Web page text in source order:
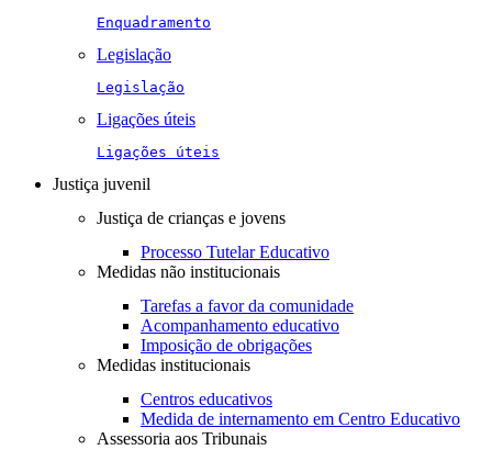
Enquadramento
Legislação
Legislação
Ligações úteis
Ligações úteis
Justiça juvenil
Justiça de crianças e jovens
Processo Tutelar Educativo
Medidas não institucionais
Tarefas a favor da comunidade
Acompanhamento educativo
Imposição de obrigações
Medidas institucionais
Centros educativos
Medida de internamento em Centro Educativo
Assessoria aos Tribunais